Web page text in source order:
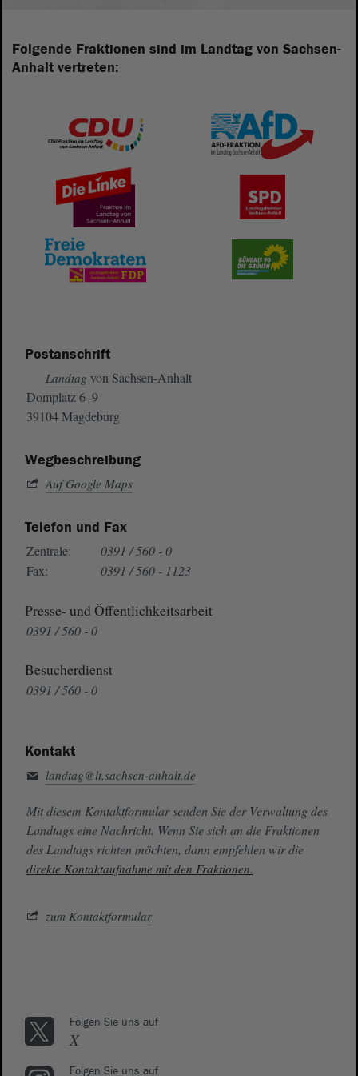
Folgende Fraktionen sind im Landtag von Sachsen-
Anhalt vertreten:
Postanschrift
Landtag von Sachsen-Anhalt
Domplatz 6–9
39104 Magdeburg
Wegbeschreibung
Auf Google Maps
Telefon und Fax
Zentrale:
0391 / 560 - 0
Fax:
0391 / 560 - 1123
Presse- und Öffentlichkeitsarbeit
0391 / 560 - 0
Besucherdienst
0391 / 560 - 0
Kontakt
landtag@lt.sachsen-anhalt.de
Mit diesem Kontaktformular senden Sie der Verwaltung des
Landtags eine Nachricht. Wenn Sie sich an die Fraktionen
des Landtags richten möchten, dann empfehlen wir die
direkte Kontaktaufnahme mit den Fraktionen.
zum Kontaktformular
Folgen Sie uns auf
X
Folgen Sie uns auf